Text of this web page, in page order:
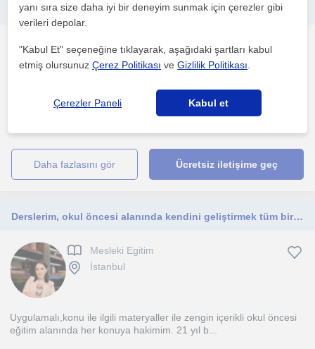
Mesleki Egitim
Çevrimiçi dersler
Özel sektör, lojistik, satın alma ve depo yönetimi ayrıca muhasebe
daha fazlasını gör Ücretsiz iletişime geç
Derslerim, okul öncesi alanında kendini geliştirmek tüm bireyler için.
Mesleki Egitim
İstanbul
Uygulamalı,konu ile ilgili materyaller ile zengin içerikli okul öncesi
eğitim alanında her konuya hakimim. 21 yıl b...
yanı sıra size daha iyi bir deneyim sunmak için çerezler gibi
verileri depolar.
"Kabul Et" seçeneğine tıklayarak, aşağıdaki şartları kabul
etmiş olursunuzÇerez Politikası veGizlilik Politikası
Çerezler Paneli Kabul et